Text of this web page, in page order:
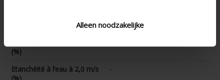
Alleen noodzakelijke
(%)
Etanchéité à l’eau à 2,0 m/s
-